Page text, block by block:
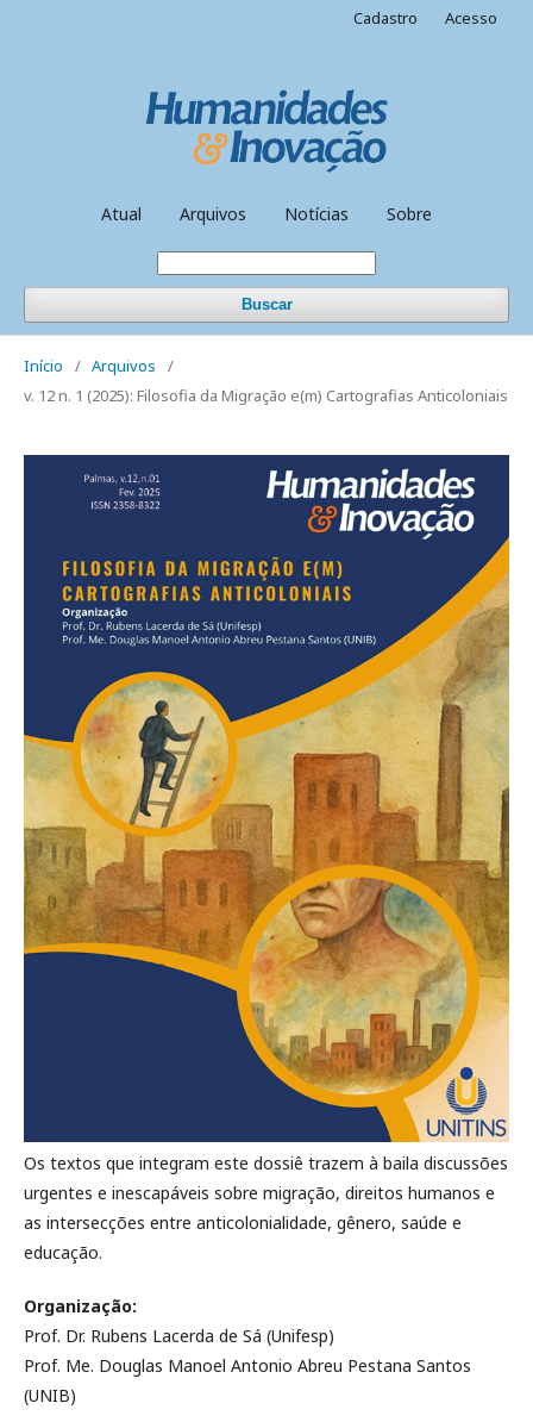
Atual Arquivos Notícias Sobre
Buscar
Cadastro Acesso
Início / Arquivos
/
v. 12 n. 1 (2025): Filosofia da Migração e(m) Cartografias Anticoloniais
Os textos que integram este dossiê trazem à baila discussões
urgentes e inescapáveis sobre migração, direitos humanos e
as intersecções entre anticolonialidade, gênero, saúde e
educação.
Organização:
Prof. Dr. Rubens Lacerda de Sá (Unifesp)
Prof. Me. Douglas Manoel Antonio Abreu Pestana Santos
(UNIB)